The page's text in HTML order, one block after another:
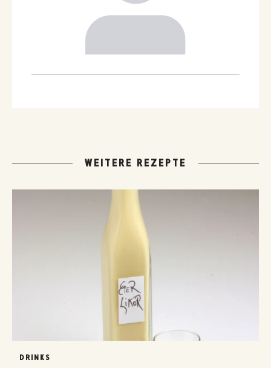
WEITERE REZEPTE
DRINKS